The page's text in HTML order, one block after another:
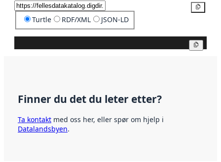
Turtle RDF/XML JSON-LD
Finner du det du leter etter?
Ta kontakt med oss her, eller spør om hjelp i
Datalandsbyen.